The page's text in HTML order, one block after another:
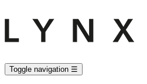
Toggle navigation ☰